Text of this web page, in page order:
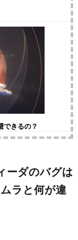
できるの？
ーダのバグは
ラと何が違